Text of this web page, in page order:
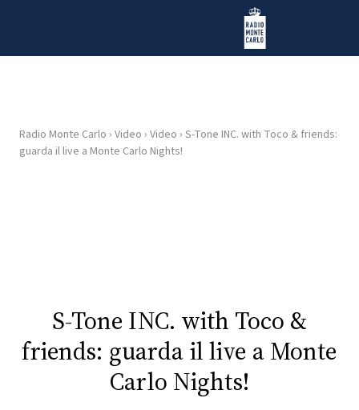
Radio Monte Carlo
HOME
NEWS
Radio Monte Carlo › Video › Video › S-Tone INC. with Toco & friends:
guarda il live a Monte Carlo Nights!
S-Tone INC. with Toco &
friends: guarda il live a Monte
Carlo Nights!